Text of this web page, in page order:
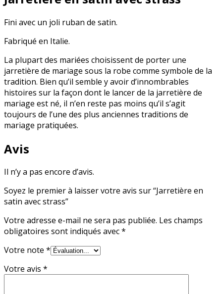
Fini avec un joli ruban de satin.
Fabriqué en Italie.
La plupart des mariées choisissent de porter une
jarretière de mariage sous la robe comme symbole de la
tradition. Bien qu’il semble y avoir d’innombrables
histoires sur la façon dont le lancer de la jarretière de
mariage est né, il n’en reste pas moins qu’il s’agit
toujours de l’une des plus anciennes traditions de
mariage pratiquées.
Avis
Il n’y a pas encore d’avis.
Soyez le premier à laisser votre avis sur “Jarretière en
satin avec strass”
Votre adresse e-mail ne sera pas publiée. Les champs
obligatoires sont indiqués avec*
Votre note *
Votre avis *